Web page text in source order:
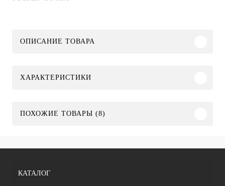
ОПИСАНИЕ ТОВАРА
ХАРАКТЕРИСТИКИ
ПОХОЖИЕ ТОВАРЫ (8)
КАТАЛОГ